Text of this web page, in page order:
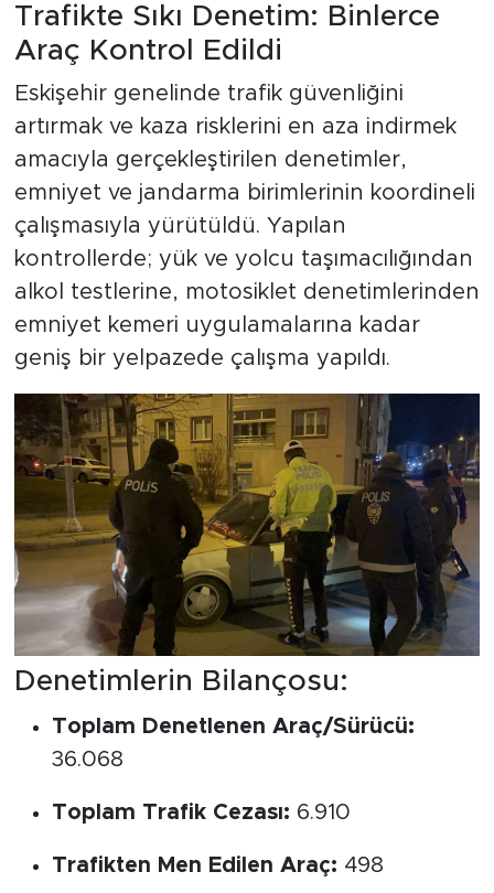
Trafikte Sıkı Denetim: Binlerce
Araç Kontrol Edildi
Eskişehir genelinde trafik güvenliğini
artırmak ve kaza risklerini en aza indirmek
amacıyla gerçekleştirilen denetimler,
emniyet ve jandarma birimlerinin koordineli
çalışmasıyla yürütüldü. Yapılan
kontrollerde; yük ve yolcu taşımacılığından
alkol testlerine, motosiklet denetimlerinden
emniyet kemeri uygulamalarına kadar
geniş bir yelpazede çalışma yapıldı.
Denetimlerin Bilançosu:
Toplam Denetlenen Araç/Sürücü:
36.068
Toplam Trafik Cezası: 6.910
Trafikten Men Edilen Araç: 498